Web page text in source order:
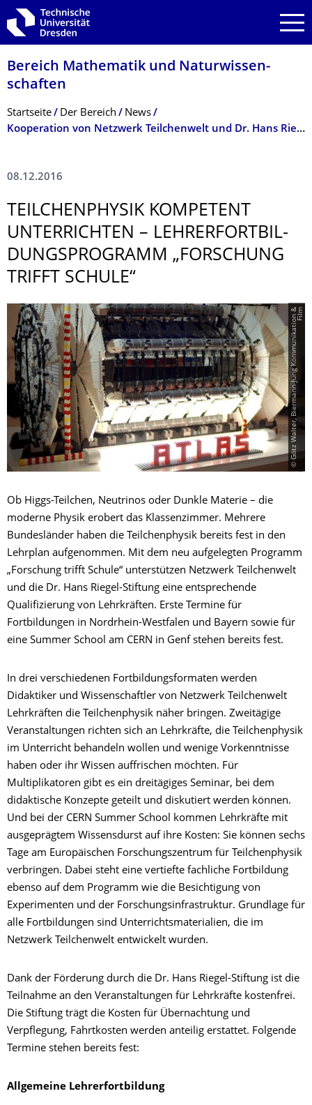
Zur Hauptnavigation springen
Zur Suche springen
Zum Inhalt springen
Bereich Mathematik und Natur­wissen­
schaften
Breadcrumb-Menü
Startseite Der­ ­­­Bereich
News
Kooperation von Netzwerk Teilchenwelt und Dr. Hans Riegel-Stiftung: Teilchenphysik kompetent unterrichten – Lehrerfortbildungsprogramm „Forschung trifft Schule“
08.12.2016
TEILCHENPHYSIK KOMPETENT
UNTERRICHTEN – LEHRERFORTBIL­
DUNGSPROGRAMM „FORSCHUNG
TRIFFT SCHULE“
©
G
ö
t
z
W
a
l­
t
e
r,
B
i
e
r­
m
a
n
n
-
J
u
n
g
K
o
m­
m
u­
n
i­
k
a­
t
i­
o
n
&
F
i
lm
Ob Higgs-Teilchen, Neutrinos oder Dunkle Materie – die
moderne Physik erobert das Klassenzimmer. Mehrere
Bundesländer haben die Teilchenphysik bereits fest in den
Lehrplan aufgenommen. Mit dem neu aufgelegten Programm
„Forschung trifft Schule“ unterstützen Netzwerk Teilchenwelt
und die Dr. Hans Riegel-Stiftung eine entsprechende
Qualifizierung von Lehrkräften. Erste Termine für
Fortbildungen in Nordrhein-Westfalen und Bayern sowie für
eine Summer School am CERN in Genf stehen bereits fest.
In drei verschiedenen Fortbildungsformaten werden
Didaktiker und Wissenschaftler von Netzwerk Teilchenwelt
Lehrkräften die Teilchenphysik näher bringen. Zweitägige
Veranstaltungen richten sich an Lehrkräfte, die Teilchenphysik
im Unterricht behandeln wollen und wenige Vorkenntnisse
haben oder ihr Wissen auffrischen möchten. Für
Multiplikatoren gibt es ein dreitägiges Seminar, bei dem
didaktische Konzepte geteilt und diskutiert werden können.
Und bei der CERN Summer School kommen Lehrkräfte mit
ausgeprägtem Wissensdurst auf ihre Kosten: Sie können sechs
Tage am Europäischen Forschungszentrum für Teilchenphysik
verbringen. Dabei steht eine vertiefte fachliche Fortbildung
ebenso auf dem Programm wie die Besichtigung von
Experimenten und der Forschungsinfrastruktur. Grundlage für
alle Fortbildungen sind Unterrichtsmaterialien, die im
Netzwerk Teilchenwelt entwickelt wurden.
Dank der Förderung durch die Dr. Hans Riegel-Stiftung ist die
Teilnahme an den Veranstaltungen für Lehrkräfte kostenfrei.
Die Stiftung trägt die Kosten für Übernachtung und
Verpflegung, Fahrtkosten werden anteilig erstattet. Folgende
Termine stehen bereits fest:
Allgemeine Lehrerfortbildung